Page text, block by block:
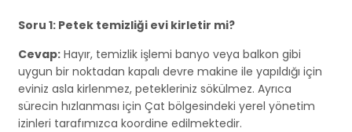
Soru 1: Petek temizliği evi kirletir mi?
Cevap: Hayır, temizlik işlemi banyo veya balkon gibi
uygun bir noktadan kapalı devre makine ile yapıldığı için
eviniz asla kirlenmez, petekleriniz sökülmez. Ayrıca
sürecin hızlanması için Çat bölgesindeki yerel yönetim
izinleri tarafımızca koordine edilmektedir.